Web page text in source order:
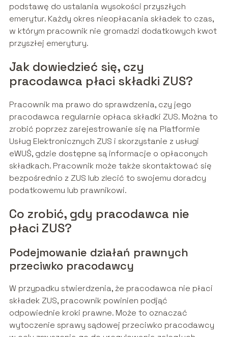
podstawę do ustalania wysokości przyszłych
emerytur. Każdy okres nieopłacania składek to czas,
w którym pracownik nie gromadzi dodatkowych kwot
przyszłej emerytury.
Jak dowiedzieć się, czy
pracodawca płaci składki ZUS?
Pracownik ma prawo do sprawdzenia, czy jego
pracodawca regularnie opłaca składki ZUS. Można to
zrobić poprzez zarejestrowanie się na Platformie
Usług Elektronicznych ZUS i skorzystanie z usługi
eWUŚ, gdzie dostępne są informacje o opłaconych
składkach. Pracownik może także skontaktować się
bezpośrednio z ZUS lub zlecić to swojemu doradcy
podatkowemu lub prawnikowi.
Co zrobić, gdy pracodawca nie
płaci ZUS?
Podejmowanie działań prawnych
przeciwko pracodawcy
W przypadku stwierdzenia, że pracodawca nie płaci
składek ZUS, pracownik powinien podjąć
odpowiednie kroki prawne. Może to oznaczać
wytoczenie sprawy sądowej przeciwko pracodawcy